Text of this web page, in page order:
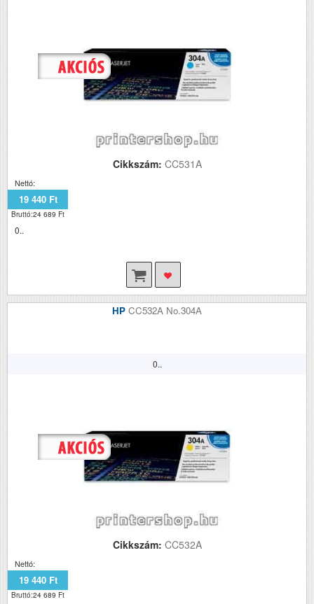
Cikkszám: CC531A
Nettó:
19 440 Ft
Bruttó:24 689 Ft
0..
HP CC532A No.304A
0..
Cikkszám: CC532A
Nettó:
19 440 Ft
Bruttó:24 689 Ft